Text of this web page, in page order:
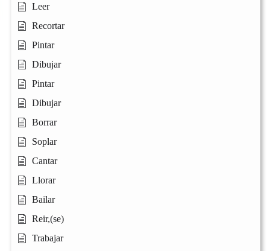
Leer
Recortar
Pintar
Dibujar
Pintar
Dibujar
Borrar
Soplar
Cantar
Llorar
Bailar
Reir,(se)
Trabajar